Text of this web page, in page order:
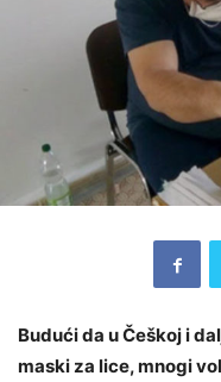
Budući da u Češkoj i
maski za lice, mnogi